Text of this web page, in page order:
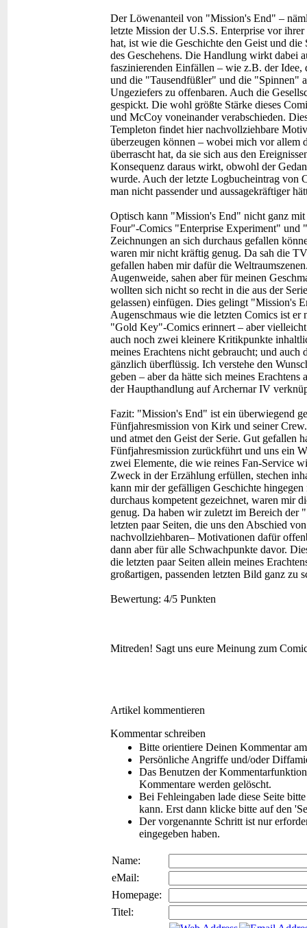
Der Löwenanteil von "Mission's End" –
letzte Mission der U.S.S. Enterprise vor
hat, ist wie die Geschichte den Geist und
des Geschehens. Die Handlung wirkt dabei
faszinierenden Einfällen – wie z.B. der Idee,
und die "Tausendfüßler" und die "Spinnen"
Ungeziefers zu offenbaren. Auch die
gespickt. Die wohl größte Stärke dieses
und McCoy voneinander verabschieden.
Templeton findet hier nachvollziehbare
überzeugen können – wobei mich vor allem
überrascht hat, da sie sich aus den
Konsequenz daraus wirkt, obwohl der
wurde. Auch der letzte Logbucheintrag von
man nicht passender und aussagekräftiger
Optisch kann "Mission's End" nicht ganz
Four"-Comics "Enterprise Experiment"
Zeichnungen an sich durchaus gefallen
waren mir nicht kräftig genug. Da sah die
gefallen haben mir dafür die
Augenweide, sahen aber für meinen
wollten sich nicht so recht in die aus der
gelassen) einfügen. Dies gelingt "Mission's
Augenschmaus wie die letzten Comics ist er
"Gold Key"-Comics erinnert – aber
auch noch zwei kleinere Kritikpunkte
meines Erachtens nicht gebraucht; und
gänzlich überflüssig. Ich verstehe den
geben – aber da hätte sich meines
der Haupthandlung auf Archernar IV
Fazit: "Mission's End" ist ein überwiegend
Fünfjahresmission von Kirk und seiner
und atmet den Geist der Serie. Gut gefallen
Fünfjahresmission zurückführt und uns ein
zwei Elemente, die wie reines Fan-Service
Zweck in der Erzählung erfüllen, stechen
kann mir der gefälligen Geschichte
durchaus kompetent gezeichnet, waren mir
genug. Da haben wir zuletzt im Bereich der
letzten paar Seiten, die uns den Abschied
nachvollziehbaren– Motivationen dafür
dann aber für alle Schwachpunkte davor.
die letzten paar Seiten allein meines
großartigen, passenden letzten Bild ganz zu
Bewertung: 4/5 Punkten
Mitreden! Sagt uns eure Meinung zum
Artikel kommentieren
Kommentar schreiben
Bitte orientiere Deinen Kommentar
Persönliche Angriffe und/oder
Das Benutzen der
Kommentare werden gelöscht.
Bei Fehleingaben lade diese Seite
kann. Erst dann klicke bitte auf den
Der vorgenannte Schritt ist nur
eingegeben haben.
Name:
eMail:
Homepage:
Titel: